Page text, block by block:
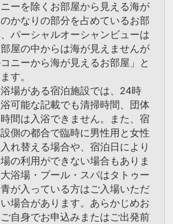
ーを除くお部屋から見える海が
かなりの部分を占めているお部
パーシャルオーシャンビューは
部屋の中からは海が見えませんが
ニーから海が見えるお部屋」と
す。
浴場がある宿泊施設では、24時
可能な記載でも清掃時間、団体
間は入浴できません。また、宿
側の都合で臨時に男性用と女性
れ替える場合や、宿泊日により
の利用ができない場合もありま
浴場・プール・スパはタトゥー
が入っている方はご入場いただ
場合があります。あらかじめお
自身でお申込みまたはご出発前